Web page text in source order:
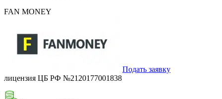
FAN MONEY
Подать заявку
лицензия ЦБ РФ №2120177001838